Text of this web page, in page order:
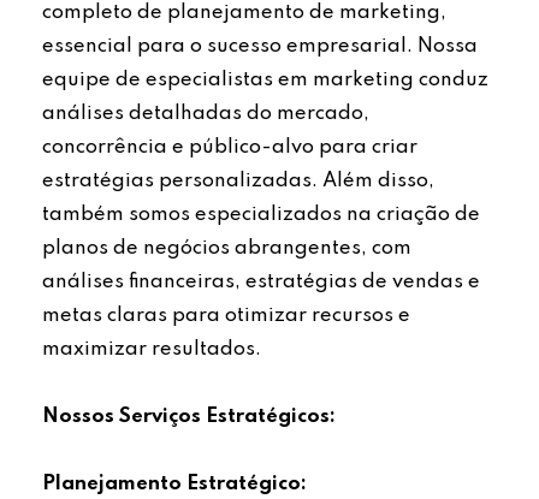
completo de planejamento de marketing,
essencial para o sucesso empresarial. Nossa
equipe de especialistas em marketing conduz
análises detalhadas do mercado,
concorrência e público-alvo para criar
estratégias personalizadas. Além disso,
também somos especializados na criação de
planos de negócios abrangentes, com
análises financeiras, estratégias de vendas e
metas claras para otimizar recursos e
maximizar resultados.
Nossos Serviços Estratégicos:
Planejamento Estratégico: